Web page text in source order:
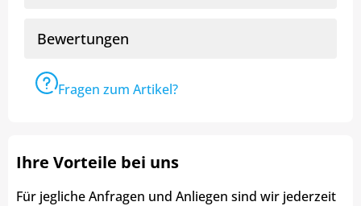
Bewertungen
Fragen zum Artikel?
Ihre Vorteile bei uns
Für jegliche Anfragen und Anliegen sind wir jederzeit